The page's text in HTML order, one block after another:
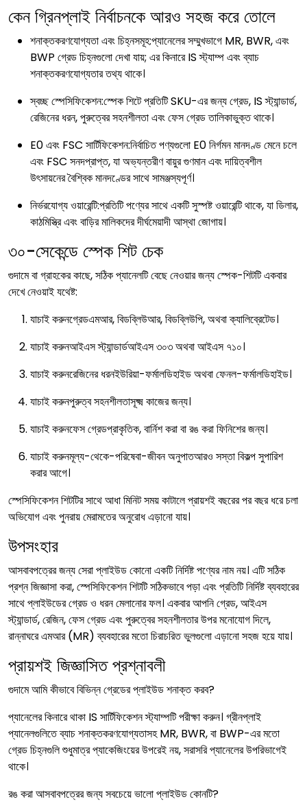
কেন গ্রিনপ্লাই নির্বাচনকে আরও সহজ করে তোলে
শনাক্তকরণযোগ্যতা এবং চিহ্নসমূহ:প্যানেলের সম্মুখভাগে MR, BWR, এবং
BWP গ্রেড চিহ্নগুলো দেখা যায়; এর কিনারে IS স্ট্যাম্প এবং ব্যাচ
শনাক্তকরণযোগ্যতার তথ্য থাকে।
স্বচ্ছ স্পেসিফিকেশন:স্পেক শিটে প্রতিটি SKU-এর জন্য গ্রেড, IS স্ট্যান্ডার্ড,
রেজিনের ধরন, পুরুত্বের সহনশীলতা এবং ফেস গ্রেড তালিকাভুক্ত থাকে।
E0 এবং FSC সার্টিফিকেশন:নির্বাচিত পণ্যগুলো E0 নির্গমন মানদণ্ড মেনে চলে
এবং FSC সনদপ্রাপ্ত, যা অভ্যন্তরীণ বায়ুর গুণমান এবং দায়িত্বশীল
উৎসায়নের বৈশ্বিক মানদণ্ডের সাথে সামঞ্জস্যপূর্ণ।
নির্ভরযোগ্য ওয়ারেন্টি:প্রতিটি পণ্যের সাথে একটি সুস্পষ্ট ওয়ারেন্টি থাকে, যা ডিলার,
কাঠমিস্ত্রি এবং বাড়ির মালিকদের দীর্ঘমেয়াদী আস্থা জোগায়।
৩০-সেকেন্ডে স্পেক শিট চেক
গুদামে বা গ্রাহকের কাছে, সঠিক প্যানেলটি বেছে নেওয়ার জন্য স্পেক-শিটটি একবার
দেখে নেওয়াই যথেষ্ট:
যাচাই করুনগ্রেডএমআর, বিডব্লিউআর, বিডব্লিউপি, অথবা ক্যালিব্রেটেড।
যাচাই করুনআইএস স্ট্যান্ডার্ডআইএস ৩০৩ অথবা আইএস ৭১০।
যাচাই করুনরেজিনের ধরনইউরিয়া-ফর্মালডিহাইড অথবা ফেনল-ফর্মালডিহাইড।
যাচাই করুনপুরুত্ব সহনশীলতাসূক্ষ্ম কাজের জন্য।
যাচাই করুনফেস গ্রেডপ্রাকৃতিক, বার্নিশ করা বা রঙ করা ফিনিশের জন্য।
যাচাই করুনমূল্য-থেকে-পরিষেবা-জীবন অনুপাতআরও সস্তা বিকল্প সুপারিশ
করার আগে।
স্পেসিফিকেশন শিটটির সাথে আধা মিনিট সময় কাটালে প্রায়শই বছরের পর বছর ধরে চলা
অভিযোগ এবং পুনরায় মেরামতের অনুরোধ এড়ানো যায়।
উপসংহার
আসবাবপত্রের জন্য সেরা প্লাইউড কোনো একটি নির্দিষ্ট পণ্যের নাম নয়। এটি সঠিক
প্রশ্ন জিজ্ঞাসা করা, স্পেসিফিকেশন শিটটি সঠিকভাবে পড়া এবং প্রতিটি নির্দিষ্ট ব্যবহারের
সাথে প্লাইউডের গ্রেড ও ধরন মেলানোর ফল। একবার আপনি গ্রেড, আইএস
স্ট্যান্ডার্ড, রেজিন, ফেস গ্রেড এবং পুরুত্বের সহনশীলতার উপর মনোযোগ দিলে,
রান্নাঘরে এমআর (MR) ব্যবহারের মতো চিরাচরিত ভুলগুলো এড়ানো সহজ হয়ে যায়।
প্রায়শই জিজ্ঞাসিত প্রশ্নাবলী
গুদামে আমি কীভাবে বিভিন্ন গ্রেডের প্লাইউড শনাক্ত করব?
প্যানেলের কিনারে থাকা IS সার্টিফিকেশন স্ট্যাম্পটি পরীক্ষা করুন। গ্রীনপ্লাই
প্যানেলগুলিতে ব্যাচ শনাক্তকরণযোগ্যতাসহ MR, BWR, বা BWP-এর মতো
গ্রেড চিহ্নগুলি শুধুমাত্র প্যাকেজিংয়ের উপরেই নয়, সরাসরি প্যানেলের উপরিভাগেই
থাকে।
রঙ করা আসবাবপত্রের জন্য সবচেয়ে ভালো প্লাইউড কোনটি?